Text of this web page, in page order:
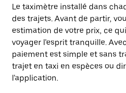
Le taximètre installé dans
des trajets. Avant de partir,
estimation de votre prix, ce
voyager l'esprit tranquille.
paiement est simple et sans
trajet en taxi en espèces ou
l'application.